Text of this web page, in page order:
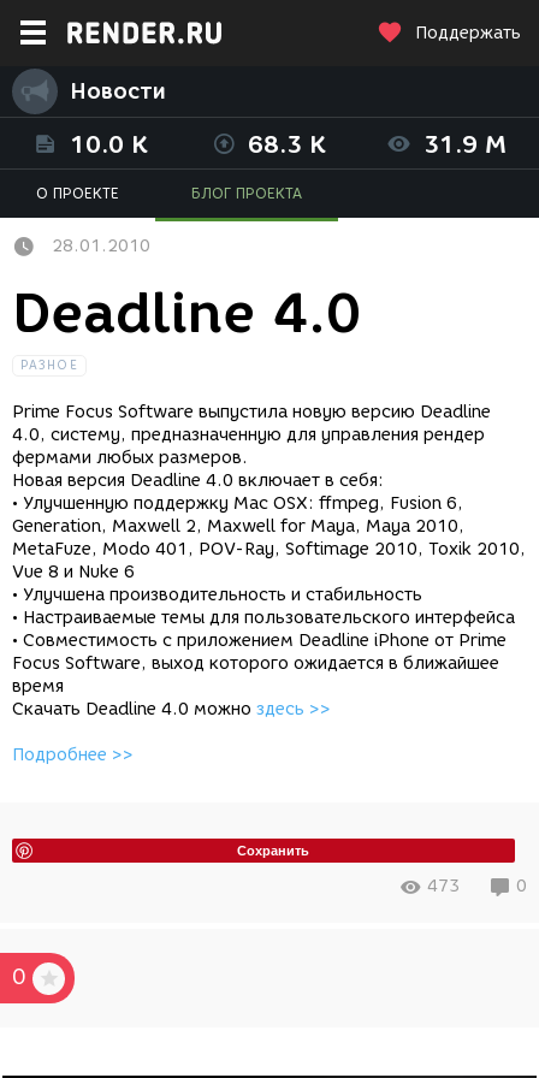
Поддержать
Новости
10.0 K 68.3 K 31.9 M
О ПРОЕКТЕ БЛОГ ПРОЕКТА
28.01.2010
Deadline 4.0
РАЗНОЕ
Prime Focus Software выпустила новую версию Deadline
4.0, систему, предназначенную для управления рендер
фермами любых размеров.
Новая версия Deadline 4.0 включает в себя:
• Улучшенную поддержку Mac OSX: ffmpeg, Fusion 6,
Generation, Maxwell 2, Maxwell for Maya, Maya 2010,
MetaFuze, Modo 401, POV-Ray, Softimage 2010, Toxik 2010,
Vue 8 и Nuke 6
• Улучшена производительность и стабильность
• Настраиваемые темы для пользовательского интерфейса
• Совместимость с приложением Deadline iPhone от Prime
Focus Software, выход которого ожидается в ближайшее
время
Скачать Deadline 4.0 можно здесь >>
Подробнее >>
Сохранить
473 0
0